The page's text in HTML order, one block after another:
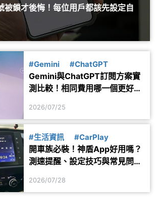
鎖才後悔！每位用戶都該先設定自
#Gemini #ChatGPT
Gemini與ChatGPT訂閱方案實
測比較！相同費用哪一個更好
2026/07/25
#生活資訊 #CarPlay
開車族必裝！神盾App好用嗎？
測速提醒、設定技巧與常見問題
2026/07/28